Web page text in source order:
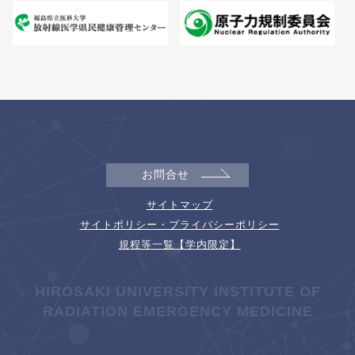
お問合せ
サイトマップ
サイトポリシー・プライバシーポリシー
規程等一覧【学内限定】
HIROSAKI UNIVERSITY INSTITUTE OF
RADIATION EMERGENCY MEDICINE